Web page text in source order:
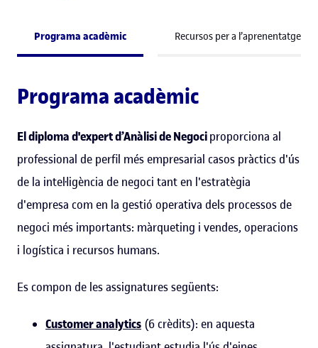
Programa acadèmic Recursos per a l’aprenentatge
Programa acadèmic
El diploma d'expert d’Anàlisi de Negociproporciona al
professional de perfil més empresarial casos pràctics d'ús
de la intel·ligència de negoci tant en l'estratègia
d'empresa com en la gestió operativa dels processos de
negoci més importants: màrqueting i vendes, operacions
i logística i recursos humans.
Es compon de les assignatures següents:
Customer analytics (6 crèdits): en aquesta